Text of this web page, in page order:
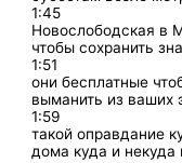
1:45
Новослободская в
чтобы сохранить
1:51
они бесплатные
выманить из ваших
1:59
такой оправдание
дома куда и некуда